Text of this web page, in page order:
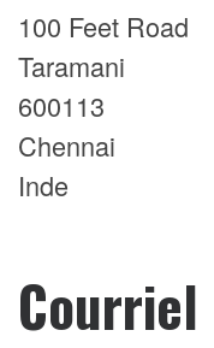
100 Feet Road
Taramani
600113
Chennai
Inde
Courriel